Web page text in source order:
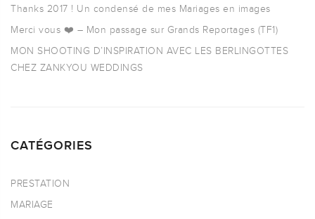
Thanks 2017 ! Un condensé de mes Mariages en images
Merci vous ❤️ – Mon passage sur Grands Reportages (TF1)
MON SHOOTING D’INSPIRATION AVEC LES BERLINGOTTES
CHEZ ZANKYOU WEDDINGS
CATÉGORIES
PRESTATION
MARIAGE